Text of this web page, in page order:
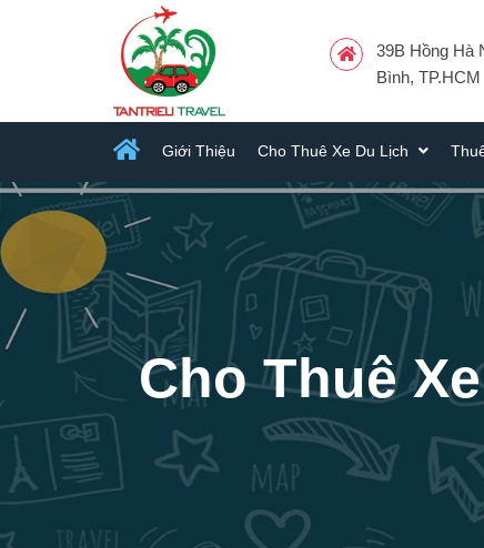
39B Hồng Hà
Bình, TP.HCM
Giới Thiệu Cho Thuê Xe Du Lịch
Cho Thuê